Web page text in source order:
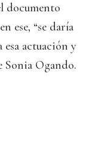
documento
ese, “se daría
actuación y
Sonia Ogando.